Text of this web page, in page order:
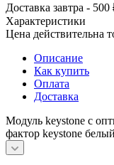
Доставка завтра - 500
Характеристики
Цена действительна
Описание
Как купить
Оплата
Доставка
Модуль keystone с
фактор keystone